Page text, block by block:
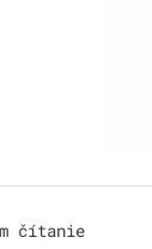
čítanie